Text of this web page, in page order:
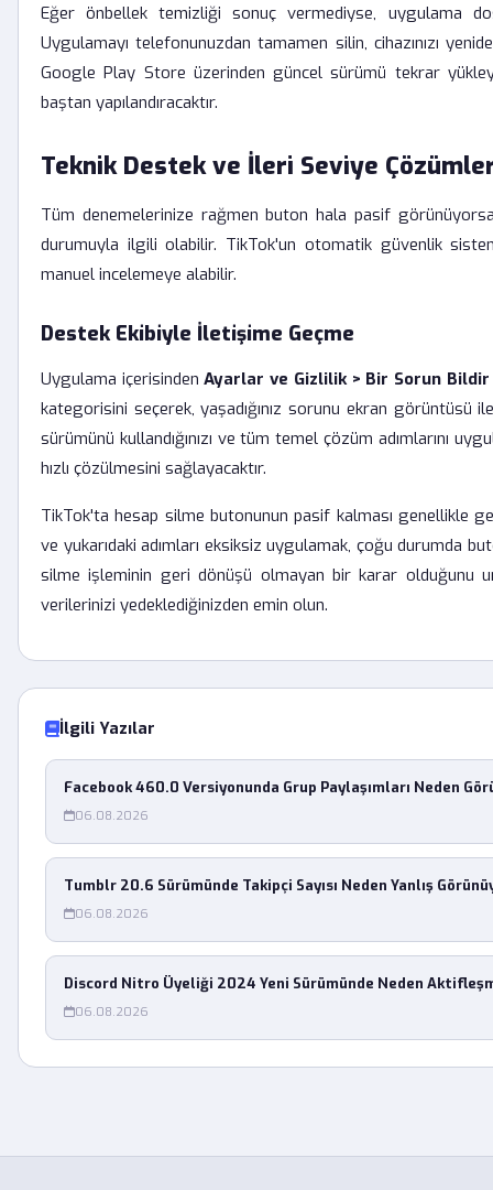
Eğer önbellek temizliği sonuç vermediyse, uygulama
Uygulamayı telefonunuzdan tamamen silin, cihazınızı
Google Play Store üzerinden güncel sürümü tekrar
baştan yapılandıracaktır.
Teknik Destek ve İleri Seviye
Tüm denemelerinize rağmen buton hala pasif görünüyorsa,
durumuyla ilgili olabilir. TikTok'un otomatik güvenlik
manuel incelemeye alabilir.
Destek Ekibiyle İletişime Geçme
Uygulama içerisindenAyarlar ve Gizlilik > Bir Sorun Bildir
kategorisini seçerek, yaşadığınız sorunu ekran görüntüsü
sürümünü kullandığınızı ve tüm temel çözüm adımlarını
hızlı çözülmesini sağlayacaktır.
TikTok'ta hesap silme butonunun pasif kalması genellikle
ve yukarıdaki adımları eksiksiz uygulamak, çoğu durumda
silme işleminin geri dönüşü olmayan bir karar olduğunu
verilerinizi yedeklediğinizden emin olun.
İlgili Yazılar
Facebook 460.0 Versiyonunda Grup Paylaşımları Neden
06.08.2026
Tumblr 20.6 Sürümünde Takipçi Sayısı Neden Yanlış
06.08.2026
Discord Nitro Üyeliği 2024 Yeni Sürümünde Neden
06.08.2026